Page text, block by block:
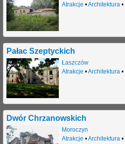
Atrakcje •Architektura •
Pałac Szeptyckich
Łaszczów
Atrakcje •Architektura •
Dwór Chrzanowskich
Moroczyn
Atrakcje •Architektura •